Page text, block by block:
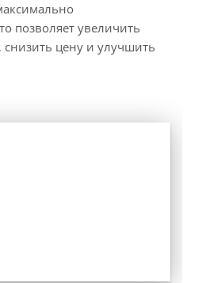
позволяет увеличить
снизить цену и улучшить